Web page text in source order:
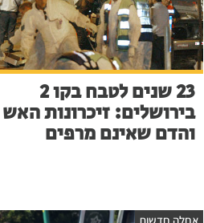
23 שנים לטבח בקו 2
בירושלים: זיכרונות האש
והדם שאינם מרפים